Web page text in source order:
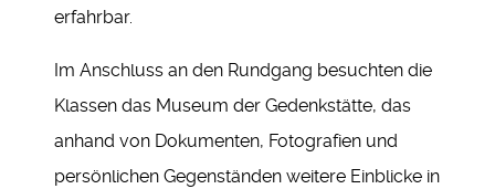
erfahrbar.
Im Anschluss an den Rundgang besuchten die
Klassen das Museum der Gedenkstätte, das
anhand von Dokumenten, Fotografien und
persönlichen Gegenständen weitere Einblicke in